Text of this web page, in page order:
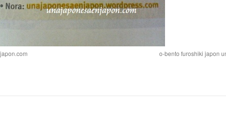
o-bento furoshiki japon